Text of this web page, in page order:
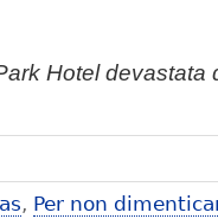
Hotel devastata
, Per non